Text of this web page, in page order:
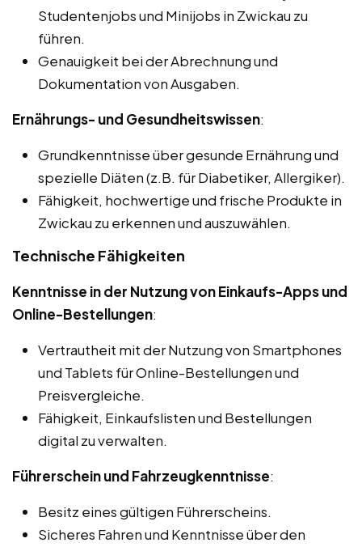
Studentenjobs und Minijobs in Zwickau zu
führen.
Genauigkeit bei der Abrechnung und
Dokumentation von Ausgaben.
Ernährungs- und Gesundheitswissen:
Grundkenntnisse über gesunde Ernährung und
spezielle Diäten (z.B. für Diabetiker, Allergiker).
Fähigkeit, hochwertige und frische Produkte in
Zwickau zu erkennen und auszuwählen.
Technische Fähigkeiten
Kenntnisse in der Nutzung von Einkaufs-Apps und
Online-Bestellungen:
Vertrautheit mit der Nutzung von Smartphones
und Tablets für Online-Bestellungen und
Preisvergleiche.
Fähigkeit, Einkaufslisten und Bestellungen
digital zu verwalten.
Führerschein und Fahrzeugkenntnisse:
Besitz eines gültigen Führerscheins.
Sicheres Fahren und Kenntnisse über den